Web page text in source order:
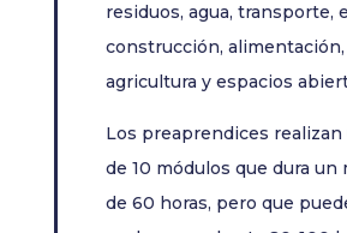
residuos, agua, transporte,
construcción, alimentación,
agricultura y espacios
Los preaprendices realizan
de 10 módulos que dura un
de 60 horas, pero que